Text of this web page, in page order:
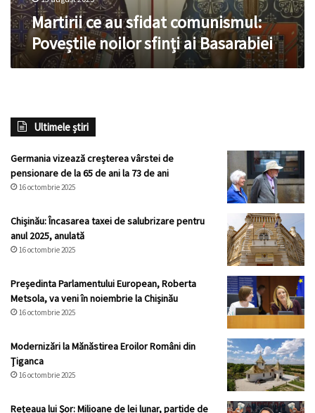
Martirii ce au sfidat comunismul:
Poveștile noilor sfinți ai Basarabiei
Ultimele știri
Germania vizează creșterea vârstei de
pensionare de la 65 de ani la 73 de ani
16 octombrie 2025
Chișinău: Încasarea taxei de salubrizare pentru
anul 2025, anulată
16 octombrie 2025
Președinta Parlamentului European, Roberta
Metsola, va veni în noiembrie la Chișinău
16 octombrie 2025
Modernizări la Mănăstirea Eroilor Români din
Ţiganca
16 octombrie 2025
Rețeaua lui Șor: Milioane de lei lunar, partide de